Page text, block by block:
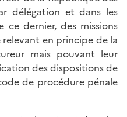
délégation et dans les
ce dernier, des missions
en principe de la
mais pouvant leur
des dispositions de
de procédure pénale